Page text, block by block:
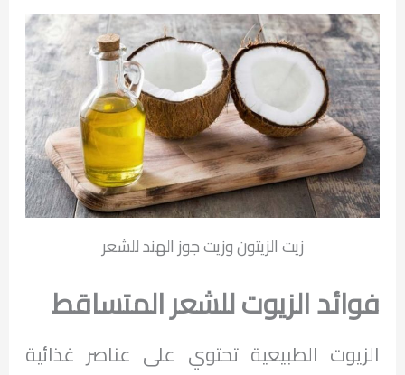
زيت الزيتون وزيت جوز الهند للشعر
فوائد الزيوت للشعر المتساقط
الزيوت الطبيعية تحتوي على عناصر غذائية